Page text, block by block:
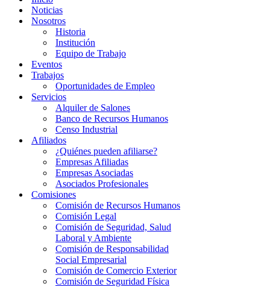
Noticias
Nosotros
Historia
Institución
Equipo de Trabajo
Eventos
Trabajos
Oportunidades de Empleo
Servicios
Alquiler de Salones
Banco de Recursos Humanos
Censo Industrial
Afiliados
¿Quiénes pueden afiliarse?
Empresas Afiliadas
Empresas Asociadas
Asociados Profesionales
Comisiones
Comisión de Recursos Humanos
Comisión Legal
Comisión de Seguridad, Salud
Laboral y Ambiente
Comisión de Responsabilidad
Social Empresarial
Comisión de Comercio Exterior
Comisión de Seguridad Física